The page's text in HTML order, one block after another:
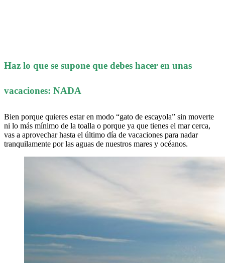
Haz lo que se supone que debes hacer en unas
vacaciones: NADA
Bien porque quieres estar en modo “gato de escayola” sin moverte
ni lo más mínimo de la toalla o porque ya que tienes el mar cerca,
vas a aprovechar hasta el último día de vacaciones para nadar
tranquilamente por las aguas de nuestros mares y océanos.